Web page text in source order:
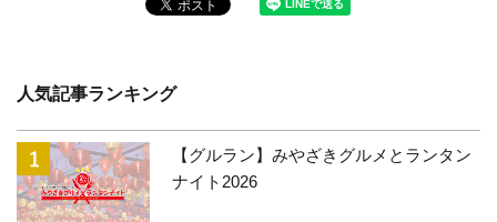
人気記事ランキング
【グルラン】みやざきグルメとランタン
ナイト2026